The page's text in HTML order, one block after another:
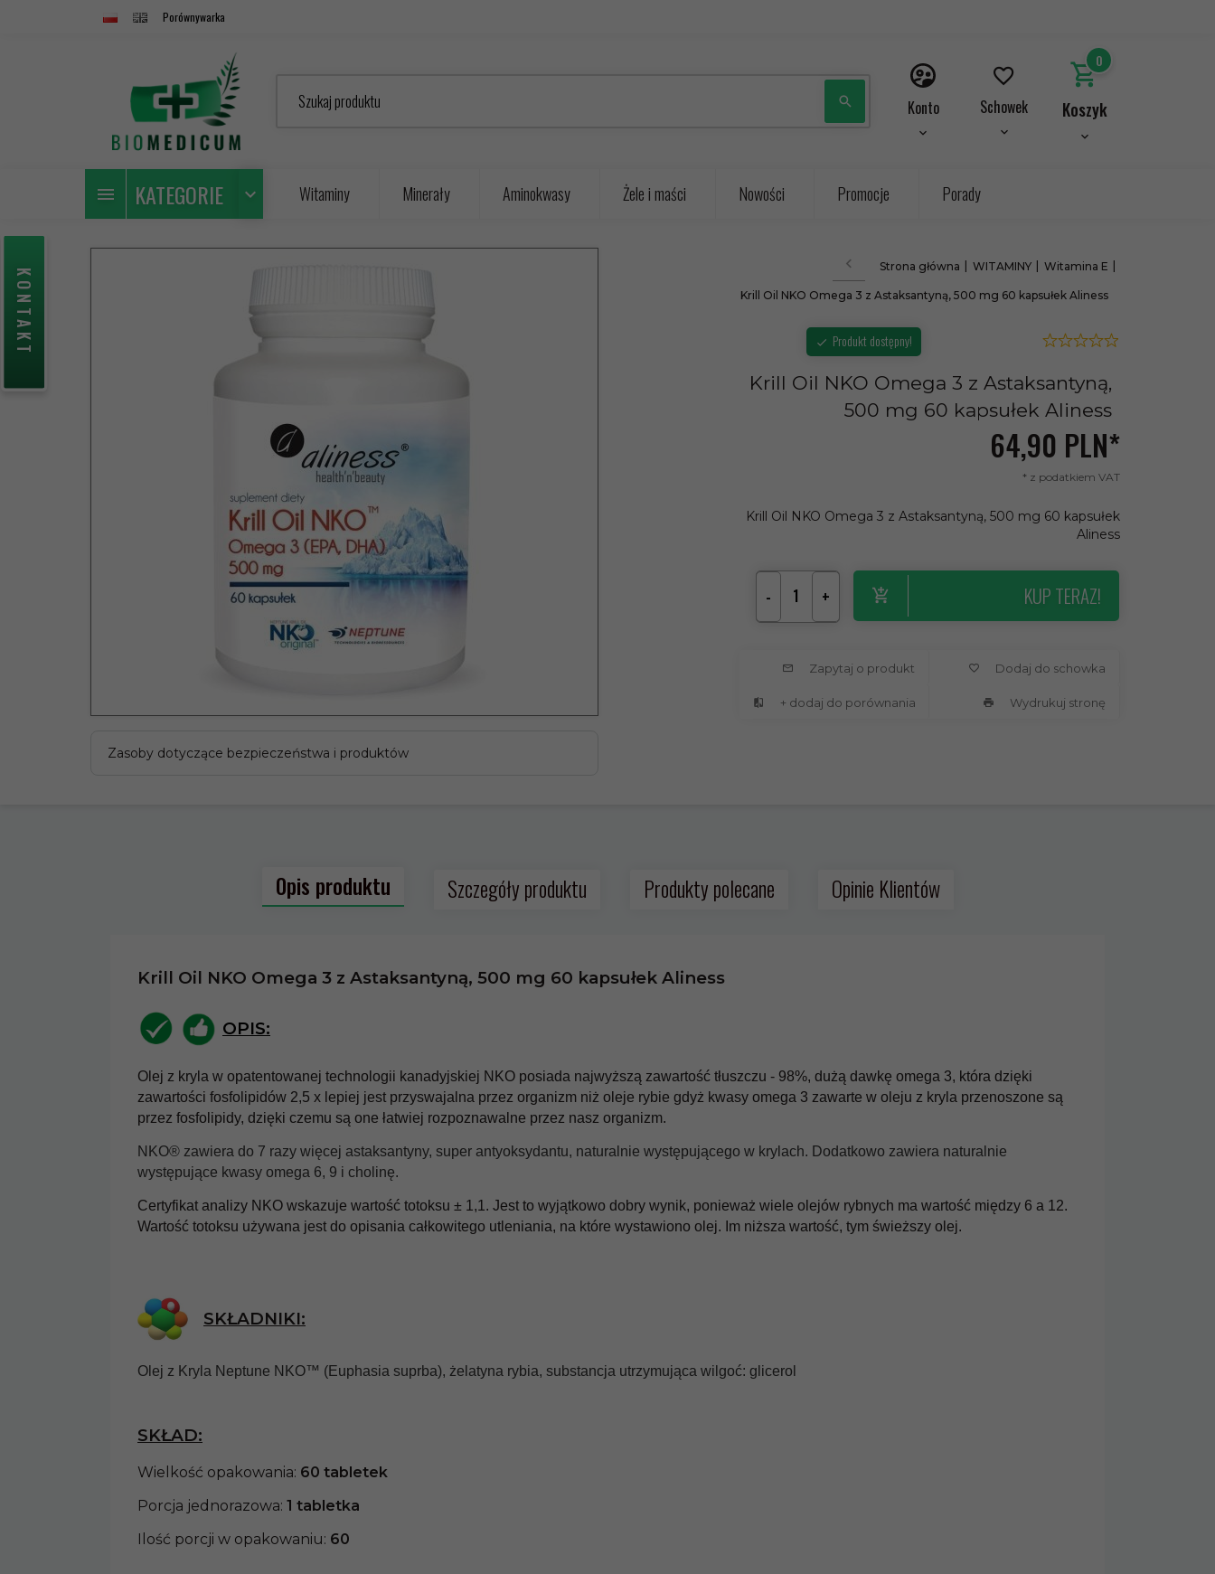
Porównywarka
Szukaj produktu Konto Schowek
0
Koszyk
KATEGORIE Witaminy Minerały Aminokwasy Żele i maści Nowości Promocje Porady
Zasoby dotyczące bezpieczeństwa i produktów
Strona główna WITAMINY Witamina E
Krill Oil NKO Omega 3 z Astaksantyną, 500 mg 60 kapsułek Aliness
Produkt dostępny!
Krill Oil NKO Omega 3 z Astaksantyną,
500 mg 60 kapsułek Aliness
64,90 PLN*
* z podatkiem VAT
Krill Oil NKO Omega 3 z Astaksantyną, 500 mg 60 kapsułek
Aliness
- + KUP TERAZ!
Zapytaj o produkt Dodaj do schowka
+ dodaj do porównania Wydrukuj stronę
Opis produktu Szczegóły produktu Produkty polecane Opinie Klientów
Krill Oil NKO Omega 3 z Astaksantyną, 500 mg 60 kapsułek Aliness
OPIS:
Olej z kryla w opatentowanej technologii kanadyjskiej NKO posiada najwyższą zawartość tłuszczu - 98%, dużą dawkę omega 3, która dzięki
zawartości fosfolipidów 2,5 x lepiej jest przyswajalna przez organizm niż oleje rybie gdyż kwasy omega 3 zawarte w oleju z kryla przenoszone są
przez fosfolipidy, dzięki czemu są one łatwiej rozpoznawalne przez nasz organizm.
NKO® zawiera do 7 razy więcej astaksantyny, super antyoksydantu, naturalnie występującego w krylach. Dodatkowo zawiera naturalnie
występujące kwasy omega 6, 9 i cholinę.
Certyfikat analizy NKO wskazuje wartość totoksu ± 1,1. Jest to wyjątkowo dobry wynik, ponieważ wiele olejów rybnych ma wartość między 6 a 12.
Wartość totoksu używana jest do opisania całkowitego utleniania, na które wystawiono olej. Im niższa wartość, tym świeższy olej.
SKŁADNIKI:
Olej z Kryla Neptune NKO™ (Euphasia suprba), żelatyna rybia, substancja utrzymująca wilgoć: glicerol
SKŁAD:
Wielkość opakowania: 60 tabletek
Porcja jednorazowa: 1 tabletka
Ilość porcji w opakowaniu: 60
Model: MEDICALINE KRILL OIL
Koszt wysyłki od:13.99 PLN
Marka:MedicaLine
Kraj pochodzenia:
Działanie:
Witamina K2 MONO
Forte 60 kapsułek
Aliness
51,90 PLN*
* z podatkiem VAT
Witamina B Complex B-
50 Methyl TMG PLUS 100
kapsułek Vege Aliness
69,90 PLN*
* z podatkiem VAT
Witamina B complex B-
50 100 kapsułek Aliness
54, 90PLN*
* z podatkiem VAT
Naturalny BetaKaroten 14
tabletek Aliness
45,90 PLN*
* z podatkiem VAT
Aliness witamina K2 i
KONTAKT